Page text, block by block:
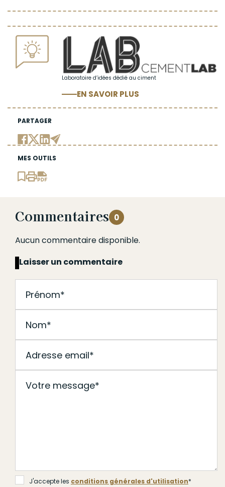
Laboratoire d’idées dédié au ciment
EN SAVOIR PLUS
PARTAGER
MES OUTILS
Commentaires 0
Aucun commentaire disponible.
Laisser un commentaire
J'accepte les conditions générales d'utilisation*